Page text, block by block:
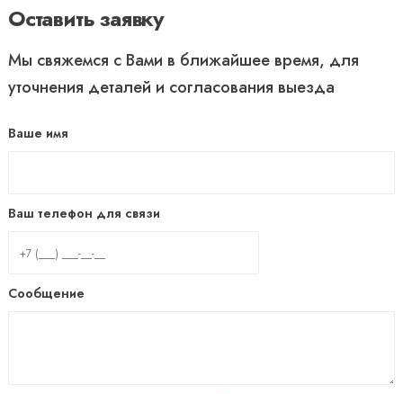
Оставить заявку
Мы свяжемся с Вами в ближайшее время, для
уточнения деталей и согласования выезда
Ваше имя
Ваш телефон для связи
Сообщение